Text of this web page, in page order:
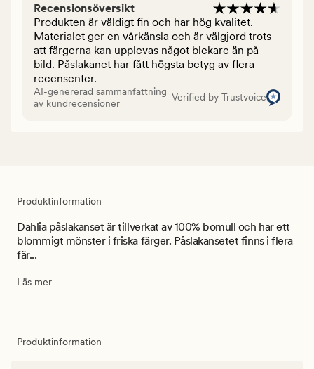
Recensionsöversikt
Produkten är väldigt fin och har hög kvalitet.
Materialet ger en vårkänsla och är välgjord trots
att färgerna kan upplevas något blekare än på
bild. Påslakanet har fått högsta betyg av flera
recensenter.
AI-genererad sammanfattning
av kundrecensioner
Verified by Trustvoice
Produktinformation
Dahlia påslakanset är tillverkat av 100% bomull och har ett
blommigt mönster i friska färger. Påslakansetet finns i flera
fär...
Läs mer
Produktinformation